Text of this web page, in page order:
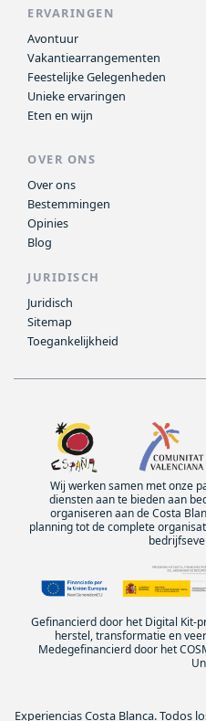
ERVARINGEN
Avontuur
Vakantiearrangementen
Feestelijke Gelegenheden
Unieke ervaringen
Eten en wijn
OVER ONS
Over ons
Bestemmingen
Opinies
Blog
JURIDISCH
Juridisch
Sitemap
Toegankelijkheid
Wij werken samen met onze
diensten aan te bieden aan
organiseren aan de Costa
planning tot de complete
Gefinancierd door het Digital Kit-
herstel, transformatie en
Medegefinancierd door het
Experiencias Costa Blanca.